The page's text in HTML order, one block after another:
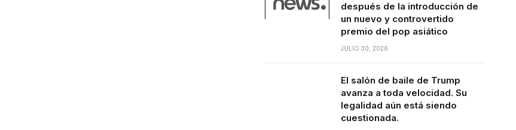
después de la introducción de
un nuevo y controvertido
premio del pop asiático
JULIO 30, 2026
El salón de baile de Trump
avanza a toda velocidad. Su
legalidad aún está siendo
cuestionada.